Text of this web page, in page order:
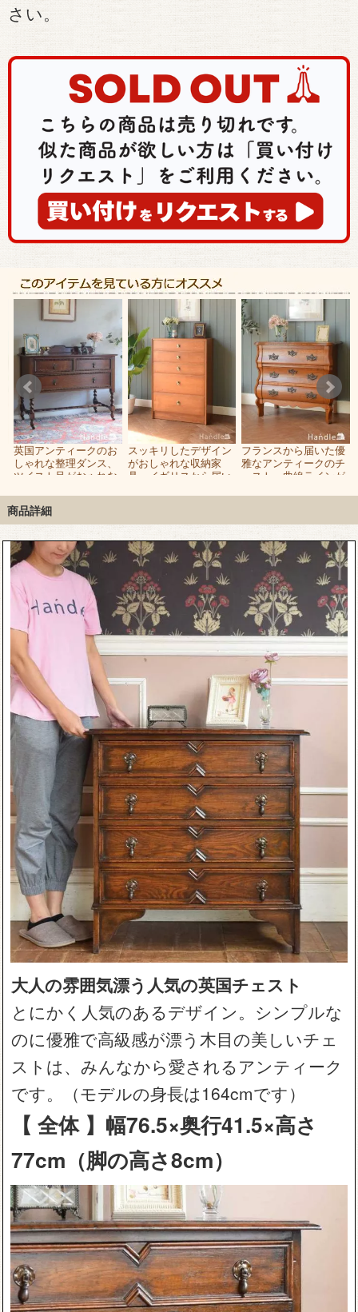
さい。
英国アンティークのお
しゃれな整理ダンス、
ツイスト足がおゃれな
ト
スッキリしたデザイン
がおしゃれな収納家
具、イギリスから届い
チェスト
フランスから届いた優
雅なアンティークのチ
ェスト、曲線ラインが
モード
商品詳細
大人の雰囲気漂う人気の英国チェスト
とにかく人気のあるデザイン。シンプルな
のに優雅で高級感が漂う木目の美しいチェ
ストは、みんなから愛されるアンティーク
です。（モデルの身長は164cmです）
【 全体 】幅76.5×奥行41.5×高さ
77cm（脚の高さ8cm）